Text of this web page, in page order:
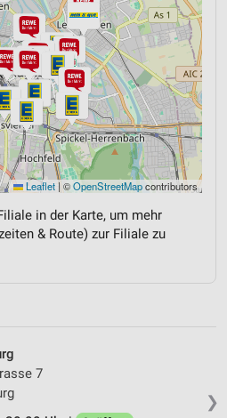
Leaflet|©OpenStreetMapcontributors
in der Karte, um mehr
& Route) zur Filiale zu
❯
7